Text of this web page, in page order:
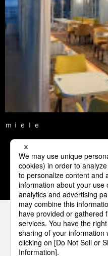
ｍｉｅｌｅ
1 2 3
パナソニックの電